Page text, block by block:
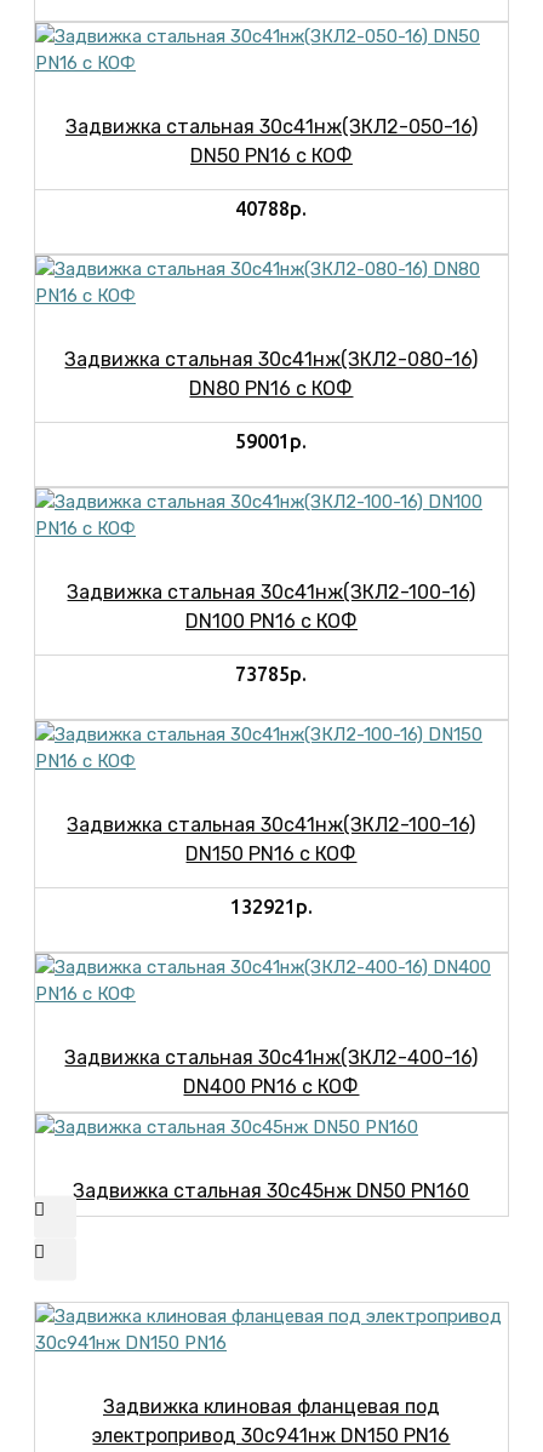
Задвижка стальная 30с41нж(ЗКЛ2-050-16)
DN50 PN16 с КОФ
40788р.
Задвижка стальная 30с41нж(ЗКЛ2-080-16)
DN80 PN16 с КОФ
59001р.
Задвижка стальная 30с41нж(ЗКЛ2-100-16)
DN100 PN16 с КОФ
73785р.
Задвижка стальная 30с41нж(ЗКЛ2-100-16)
DN150 PN16 с КОФ
132921р.
Задвижка стальная 30с41нж(ЗКЛ2-400-16)
DN400 PN16 с КОФ
Задвижка стальная 30с45нж DN50 PN160
Задвижка клиновая фланцевая под
электропривод 30с941нж DN150 PN16